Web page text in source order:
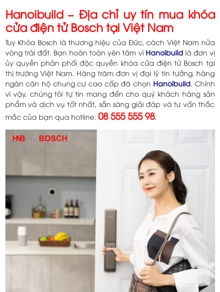
Hanoibuild – Địa chỉ uy tín mua khóa
cửa điện tử Bosch tại Việt Nam
Tuy Khóa Bosch là thương hiệu của Đức, cách Việt Nam nửa
vòng trái đất. Bạn hoàn toàn yên tâm vì Hanoibuildlà đơn vị
ủy quyền phân phối độc quyền khóa cửa điện tử Bosch tại
thị trường Việt Nam. Hàng trăm đơn vị đại lý tin tưởng, hàng
ngàn căn hộ chung cư cao cấp đã chọn Hanoibuild. Chính
vì vậy, chúng tôi tự tin mang đến cho quý khách hàng sản
phẩm và dịch vụ tốt nhất, sẵn sàng giải đáp và tư vấn thắc
mắc của bạn qua hotline: 08 555 555 98.